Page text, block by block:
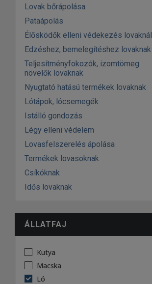
Lovak bőrápolása
Pataápolás
Élősködők elleni védekezés lovaknál
Edzéshez, bemelegítéshez lovaknak
Teljesítményfokozók, izomtömeg
növelők lovaknak
Nyugtató hatású termékek lovaknak
Lótápok, lócsemegék
Istálló gondozás
Légy elleni védelem
Lovasfelszerelés ápolása
Termékek lovasoknak
Csíkóknak
Idős lovaknak
ÁLLATFAJ
Kutya
Macska
Ló